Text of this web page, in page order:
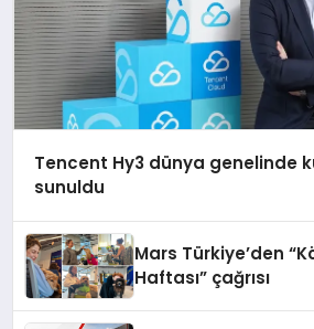
Tencent Hy3 dünya genelinde
sunuldu
Mars Türkiye’den
Haftası” çağrısı